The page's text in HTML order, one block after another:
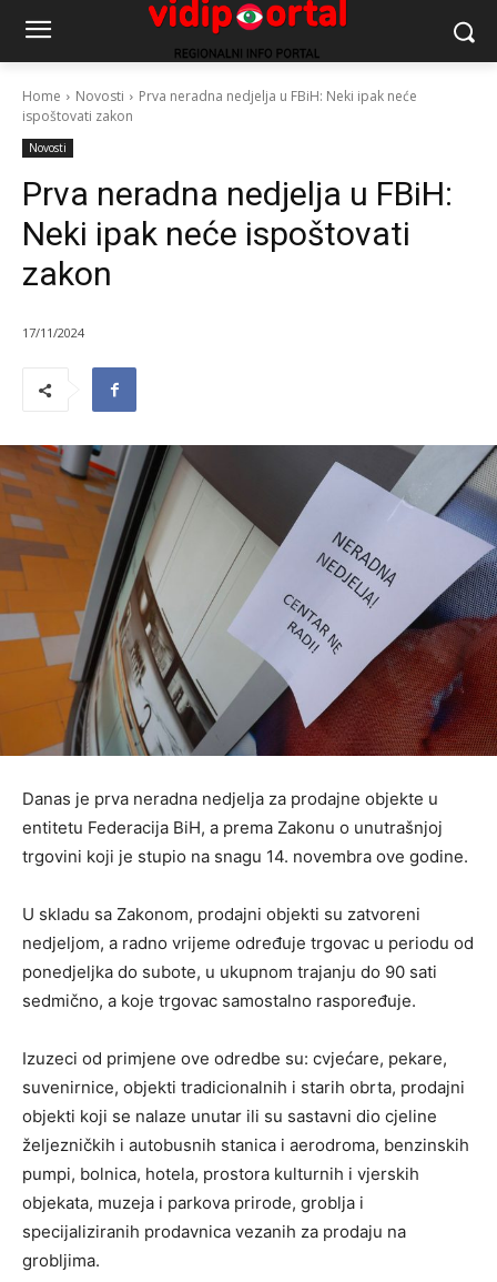
Home Novosti
Prva neradna nedjelja u FBiH: Neki ipak neće
ispoštovati zakon
Novosti
Prva neradna nedjelja u FBiH:
Neki ipak neće ispoštovati
zakon
17/11/2024
Danas je prva neradna nedjelja za prodajne objekte u
entitetu Federacija BiH, a prema Zakonu o unutrašnjoj
trgovini koji je stupio na snagu 14. novembra ove godine.
U skladu sa Zakonom, prodajni objekti su zatvoreni
nedjeljom, a radno vrijeme određuje trgovac u periodu od
ponedjeljka do subote, u ukupnom trajanju do 90 sati
sedmično, a koje trgovac samostalno raspoređuje.
Izuzeci od primjene ove odredbe su: cvjećare, pekare,
suvenirnice, objekti tradicionalnih i starih obrta, prodajni
objekti koji se nalaze unutar ili su sastavni dio cjeline
željezničkih i autobusnih stanica i aerodroma, benzinskih
pumpi, bolnica, hotela, prostora kulturnih i vjerskih
objekata, muzeja i parkova prirode, groblja i
specijaliziranih prodavnica vezanih za prodaju na
grobljima.